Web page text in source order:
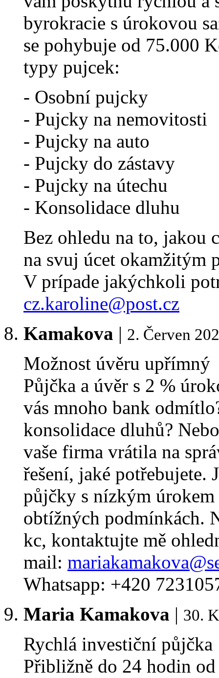
byrokracie s úrokovou
se pohybuje od 75.000
typy pujcek:
- Osobní pujcky
- Pujcky na nemovitosti
- Pujcky na auto
- Pujcky do zástavy
- Pujcky na útechu
- Konsolidace dluhu
Bez ohledu na to, jakou
na svuj úcet okamžitým
V prípade jakýchkoli
cz.karoline@post.cz
Kamakova | 2. Červen
Možnost úvěru upřímný
Půjčka a úvěr s 2 %
vás mnoho bank
konsolidace dluhů?
vaše firma vrátila na
řešení, jaké potřebujete.
půjčky s nízkým
obtížných podmínkách.
kc, kontaktujte mě
mail:
Whatsapp: +420
Maria Kamakova | 30.
Rychlá investiční půjčka
Přibližně do 24 hodin